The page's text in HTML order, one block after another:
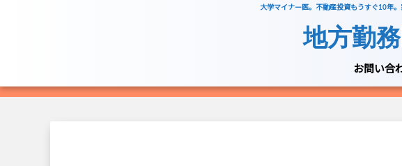
大学マイナー医。不動産投資もうすぐ10年
地方勤
お問い合